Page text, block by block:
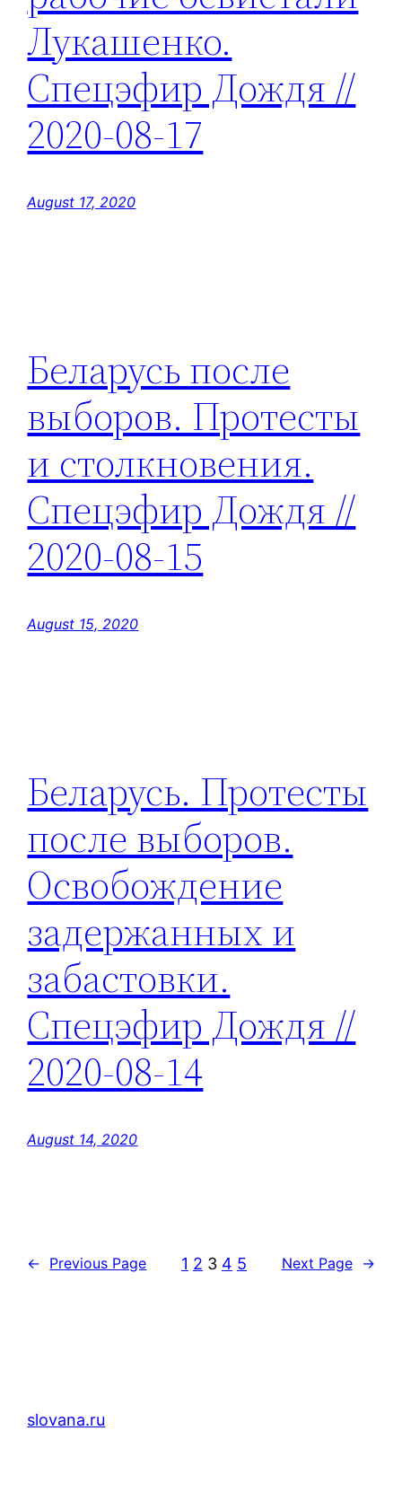
Лукашенко.
Спецэфир Дождя //
2020-08-17
August 17, 2020
Беларусь после
выборов. Протесты
и столкновения.
Спецэфир Дождя //
2020-08-15
August 15, 2020
Беларусь. Протесты
после выборов.
Освобождение
задержанных и
забастовки.
Спецэфир Дождя //
2020-08-14
August 14, 2020
← Previous Page 1 2 3 4 5 Next Page →
slovana.ru